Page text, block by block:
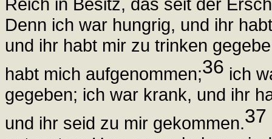
Reich in Besitz, das seit der
Denn ich war hungrig, und ihr
und ihr habt mir zu trinken
habt mich aufgenommen;36 ich
gegeben; ich war krank, und ihr
und ihr seid zu mir gekommen.37